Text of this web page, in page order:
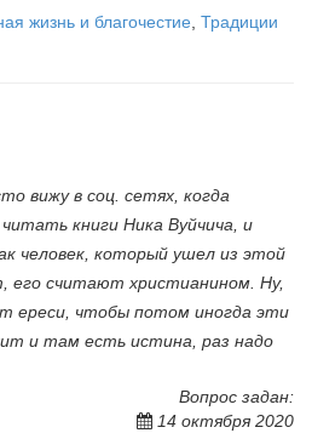
жизнь и благочестие Традиции
вижу в соц. сетях, когда
книги Ника Вуйчича, и
человек, который ушел из этой
его считают христианином. Ну,
ереси, чтобы потом иногда эти
и там есть истина, раз надо
Вопрос задан:
14 октября 2020